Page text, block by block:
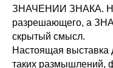
ЗНАЧЕНИИ ЗНАКА. Не
разрешающего, а
скрытый смысл.
Настоящая выставка
таких размышлений,